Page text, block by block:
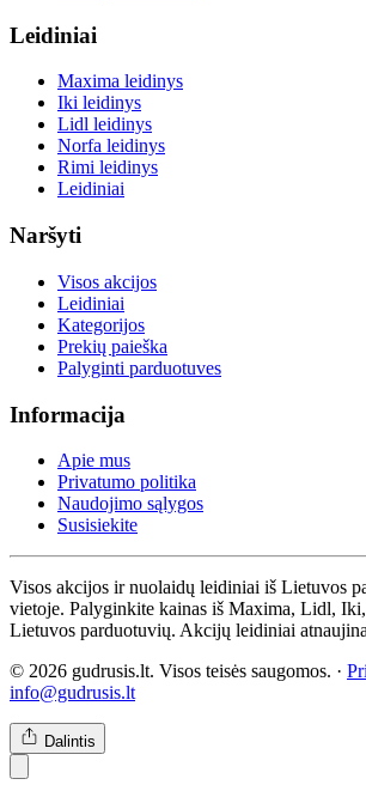
Leidiniai
Maxima leidinys
Iki leidinys
Lidl leidinys
Norfa leidinys
Rimi leidinys
Leidiniai
Naršyti
Visos akcijos
Leidiniai
Kategorijos
Prekių paieška
Palyginti parduotuves
Informacija
Apie mus
Privatumo politika
Naudojimo sąlygos
Susisiekite
Visos akcijos ir nuolaidų leidiniai iš Lietuvos
vietoje. Palyginkite kainas iš Maxima, Lidl,
Lietuvos parduotuvių. Akcijų leidiniai
© 2026 gudrusis.lt. Visos teisės saugomos. ·
info@gudrusis.lt
Dalintis